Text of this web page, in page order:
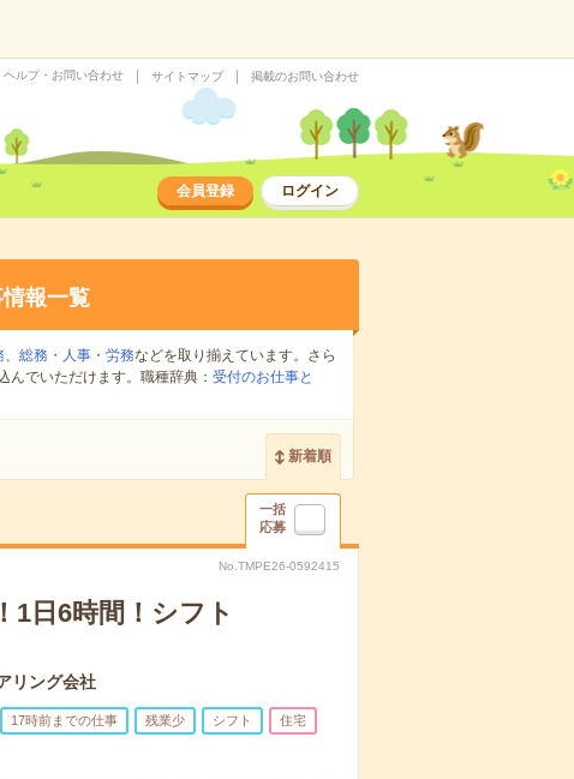
ヘルプ・お問い合わせ サイトマップ 掲載のお問い合わせ
会員登録 ログイン
報一覧
、 総務・人事・労務などを取り揃えています。さら
んでいただけます。職種辞典： 受付のお仕事と
新着順
一括
応募
No.TMPE26-0592415
1日6時間！シフト
リング会社
17時前までの仕事 残業少 シフト 住宅